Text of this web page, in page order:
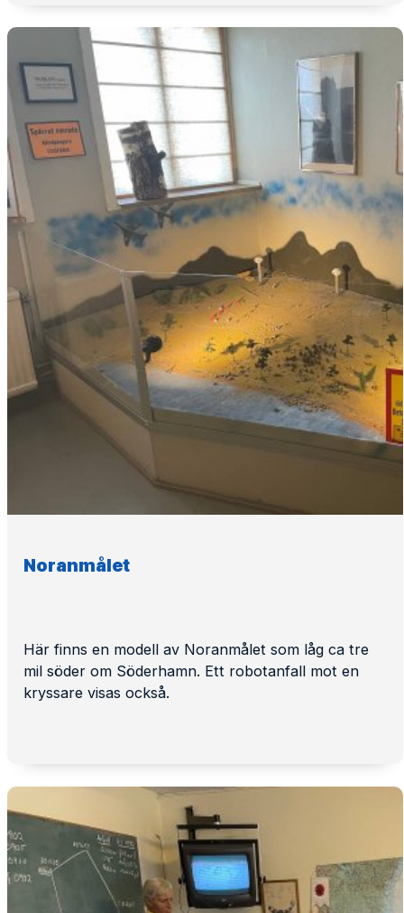
Noranmålet
Här finns en modell av Noranmålet som låg ca tre
mil söder om Söderhamn. Ett robotanfall mot en
kryssare visas också.